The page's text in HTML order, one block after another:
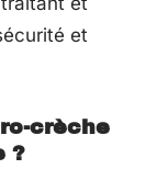
et
crèche
?